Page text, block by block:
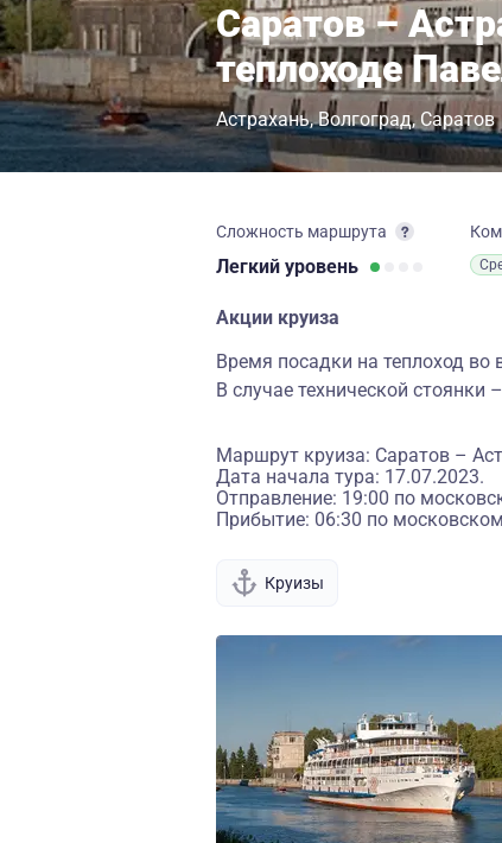
Саратов –
теплоходе
Астрахань Волгоград Саратов
Сложность маршрута
Легкий уровень
Акции круиза
Время посадки на теплоход во
В случае технической
Маршрут круиза: Саратов –
Дата начала тура: 17.07.2023.
Отправление: 19:00 по
Прибытие: 06:30 по
Круизы